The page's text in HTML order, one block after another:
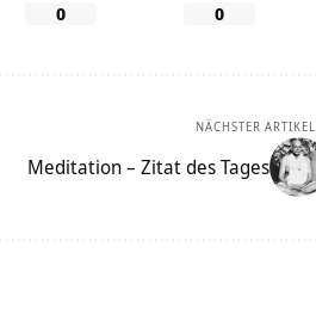
0 0
NÄCHSTER ARTIKEL
Meditation – Zitat des Tages